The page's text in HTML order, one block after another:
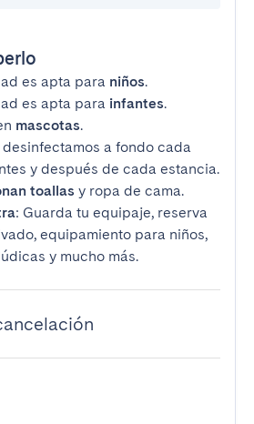
es apta para niños.
es apta para infantes.
mascotas.
a fondo cada
y después de cada estancia.
toallas y ropa de cama.
: Guarda tu equipaje, reserva
equipamiento para niños,
y mucho más.